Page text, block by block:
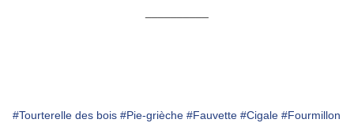
#Tourterelle des bois #Pie-grièche #Fauvette #Cigale #Fourmillon